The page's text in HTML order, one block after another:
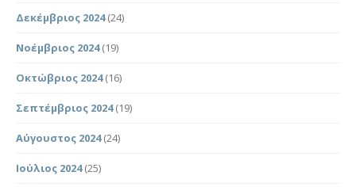
Δεκέμβριος 2024(24)
Νοέμβριος 2024(19)
Οκτώβριος 2024(16)
Σεπτέμβριος 2024(19)
Αύγουστος 2024(24)
Ιούλιος 2024(25)